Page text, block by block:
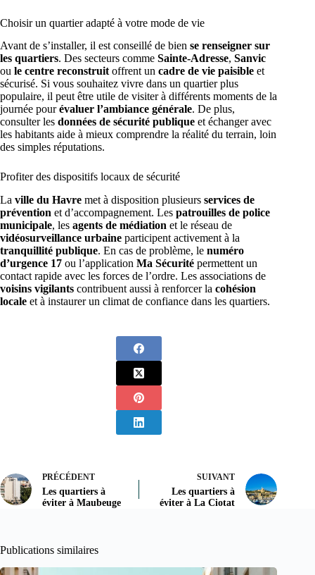
Choisir un quartier adapté à votre mode de vie
Avant de s’installer, il est conseillé de bien se renseigner sur
les quartiers. Des secteurs comme Sainte-Adresse, Sanvic
ou le centre reconstruit offrent un cadre de vie paisible et
sécurisé. Si vous souhaitez vivre dans un quartier plus
populaire, il peut être utile de visiter à différents moments de la
journée pourévaluer l’ambiance générale. De plus,
consulter les données de sécurité publique et échanger avec
les habitants aide à mieux comprendre la réalité du terrain, loin
des simples réputations.
Profiter des dispositifs locaux de sécurité
La ville du Havre met à disposition plusieurs services de
prévention et d’accompagnement. Les patrouilles de police
municipale, les agents de médiation et le réseau de
vidéosurveillance urbaine participent activement à la
tranquillité publique. En cas de problème, le numéro
d’urgence 17 ou l’application Ma Sécurité permettent un
contact rapide avec les forces de l’ordre. Les associations de
voisins vigilants contribuent aussi à renforcer la cohésion
locale et à instaurer un climat de confiance dans les quartiers.
PRÉCÉDENT
Les quartiers à
éviter à Maubeuge
SUIVANT
Les quartiers à
éviter à La Ciotat
Publications similaires